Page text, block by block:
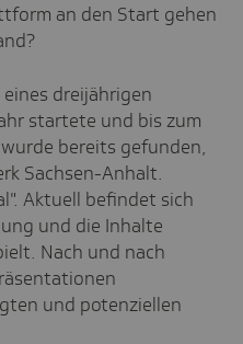
an den Start gehen
dreijährigen
startete und bis zum
bereits gefunden,
Sachsen-Anhalt.
Aktuell befindet sich
und die Inhalte
Nach und nach
und potenziellen